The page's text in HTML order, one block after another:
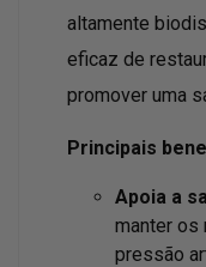
altamente
eficaz de
promover uma
Principais
Apoia a
manter os
pressão